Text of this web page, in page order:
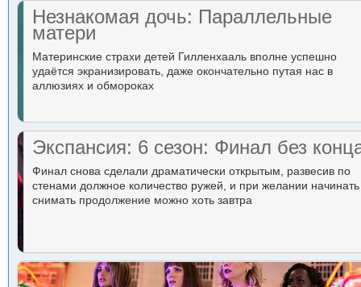
Незнакомая дочь: Параллельные
матери
Материнские страхи детей Гилленхааль вполне успешно
удаётся экранизировать, даже окончательно путая нас в
аллюзиях и обмороках
Экспансия: 6 сезон: Финал без
Финал снова сделали драматически открытым, развесив по
стенами должное количество ружей, и при желании начинать
снимать продолжение можно хоть завтра